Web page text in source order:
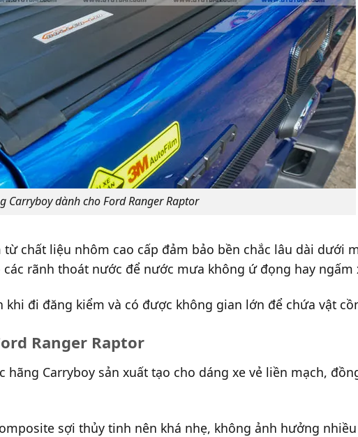
Carryboy dành cho Ford Ranger Raptor
từ chất liệu nhôm cao cấp đảm bảo bền chắc lâu dài dưới
rãnh thoát nước để nước mưa không ứ đọng hay
khi đi đăng kiểm và có được không gian lớn để chứa vật
Ranger Raptor
hãng Carryboy sản xuất tạo cho dáng xe vẻ liền mạch,
sợi thủy tinh nên khá nhẹ, không ảnh hưởng